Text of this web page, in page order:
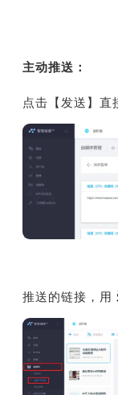
主动推送：
点击【发送】直
推送的链接，用